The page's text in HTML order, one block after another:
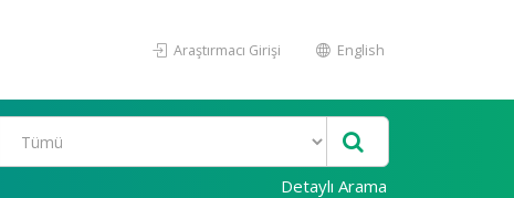
Araştırmacı Girişi English
Detaylı Arama